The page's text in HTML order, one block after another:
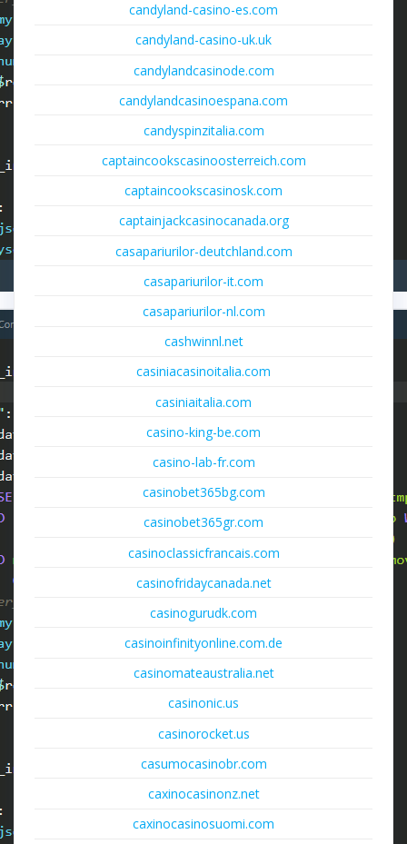
candyland-casino-es.com
candyland-casino-uk.uk
candylandcasinode.com
candylandcasinoespana.com
candyspinzitalia.com
captaincookscasinoosterreich.com
captaincookscasinosk.com
captainjackcasinocanada.org
casapariurilor-deutchland.com
casapariurilor-it.com
casapariurilor-nl.com
cashwinnl.net
casiniacasinoitalia.com
casiniaitalia.com
casino-king-be.com
casino-lab-fr.com
casinobet365bg.com
casinobet365gr.com
casinoclassicfrancais.com
casinofridaycanada.net
casinogurudk.com
casinoinfinityonline.com.de
casinomateaustralia.net
casinonic.us
casinorocket.us
casumocasinobr.com
caxinocasinonz.net
caxinocasinosuomi.com